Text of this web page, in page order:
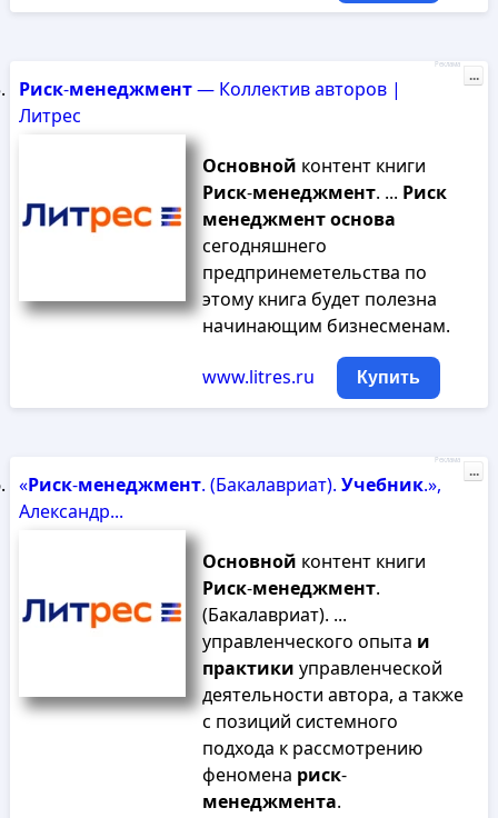
Риск-менеджмент— Коллектив авторов |
Литрес
Основной контент книги
Риск-менеджмент. ... Риск
менеджментоснова
сегодняшнего
предпринеметельства по
этому книга будет полезна
начинающим бизнесменам.
www.litres.ru Купить
Реклама
...
«Риск-менеджмент. (Бакалавриат). Учебник.»,
Александр...
Основной контент книги
Риск-менеджмент.
(Бакалавриат). ...
управленческого опыта и
практики управленческой
деятельности автора, а также
с позиций системного
подхода к рассмотрению
феномена риск-
менеджмента.
Реклама
...